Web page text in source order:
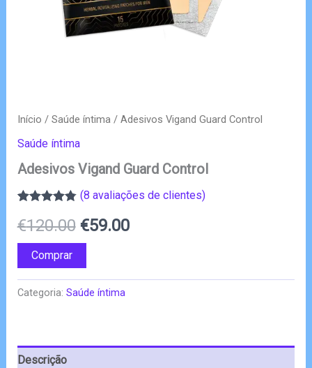
Início / Saúde íntima/ Adesivos Vigand Guard Control
Saúde íntima
Adesivos Vigand Guard Control
com4.75 em
5 com base
em
classificações
de clientes
(8 avaliações de clientes)
€120.00 O
original
€59.00O
atual
Comprar
Categoria: Saúde íntima
Descrição